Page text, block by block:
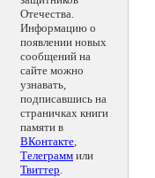
Отечества.
Информацию о
появлении новых
сообщений на
сайте можно
узнавать,
подписавшись на
страничках книги
памяти в
ВКонтакте,
Телеграмм или
Твиттер.